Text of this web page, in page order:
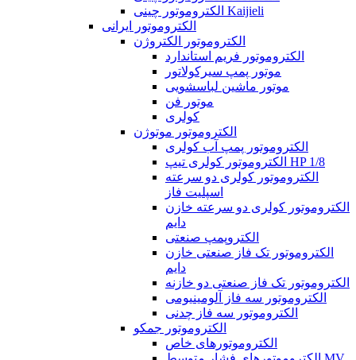
الکتروموتور چینی Kaijieli
الکتروموتور ایرانی
الکتروموتور الکتروژن
الکتروموتور فریم استاندارد
موتور پمپ سیرکولاتور
موتور ماشین لباسشویی
موتور فن
کولری
الکتروموتور موتوژن
الکتروموتور پمپ آب کولری
الکتروموتور کولری تیپ HP 1/8
الکتروموتور کولری دو سرعته
اسپلیت فاز
الکتروموتور کولری دو سرعته خازن
دایم
الکتروپمپ صنعتی
الکتروموتور تک فاز صنعتی خازن
دایم
الکتروموتور تک فاز صنعتی دو خازنه
الکتروموتور سه فاز آلومینیومی
الکتروموتور سه فاز چدنی
الکتروموتور جمکو
الکتروموتورهای خاص